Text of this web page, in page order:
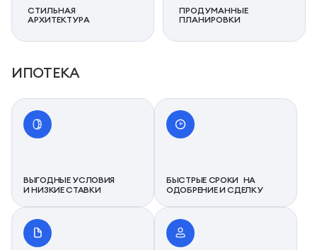
СТИЛЬНАЯ
АРХИТЕКТУРА
ПРОДУМАННЫЕ
ПЛАНИРОВКИ
ИПОТЕКА
ВЫГОДНЫЕ УСЛОВИЯ
И НИЗКИЕ СТАВКИ
БЫСТРЫЕ СРОКИ НА
ОДОБРЕНИЕ И СДЕЛКУ